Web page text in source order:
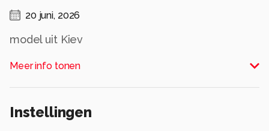
20 juni, 2026
model uit Kiev
Alle rechten voorbehouden
Meer info tonen
Instellingen